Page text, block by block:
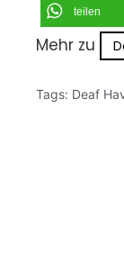
teilen
Mehr zu
Tags: Deaf